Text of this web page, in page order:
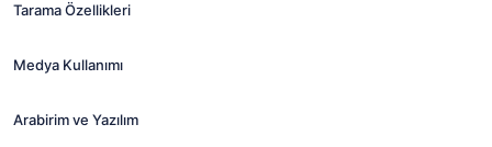
Tarama Özellikleri
Medya Kullanımı
Arabirim ve Yazılım